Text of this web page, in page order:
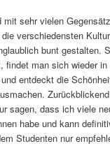
mit sehr vielen
verschiedensten
bunt gestalten.
findet man sich wieder in
entdeckt die
sagen, dass ich viele
habe und kann
Studenten nur